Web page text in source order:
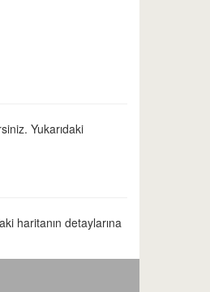
Yukarıdaki
haritanın detaylarına